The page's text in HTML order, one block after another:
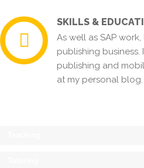
SKILLS &
As well as SAP
publishing
publishing and
at my personal blog.